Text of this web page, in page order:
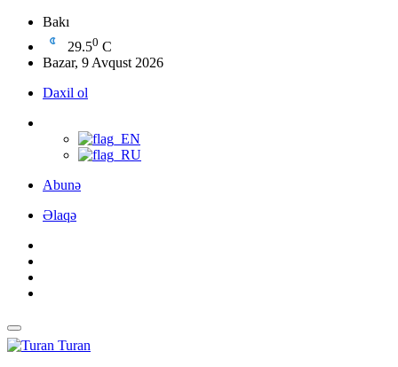
Bakı
29.50 C
Bazar, 9 Avqust 2026
Daxil ol
Abunə
Əlaqə
Turan